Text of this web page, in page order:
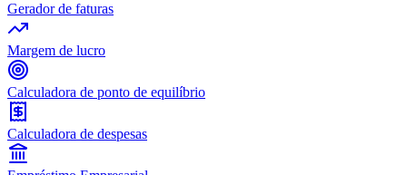
Gerador de faturas
Margem de lucro
Calculadora de ponto de equilíbrio
Calculadora de despesas